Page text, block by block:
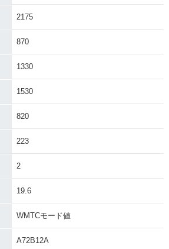
2175
870
1330
1530
820
223
2
19.6
WMTCモード値
A72B12A